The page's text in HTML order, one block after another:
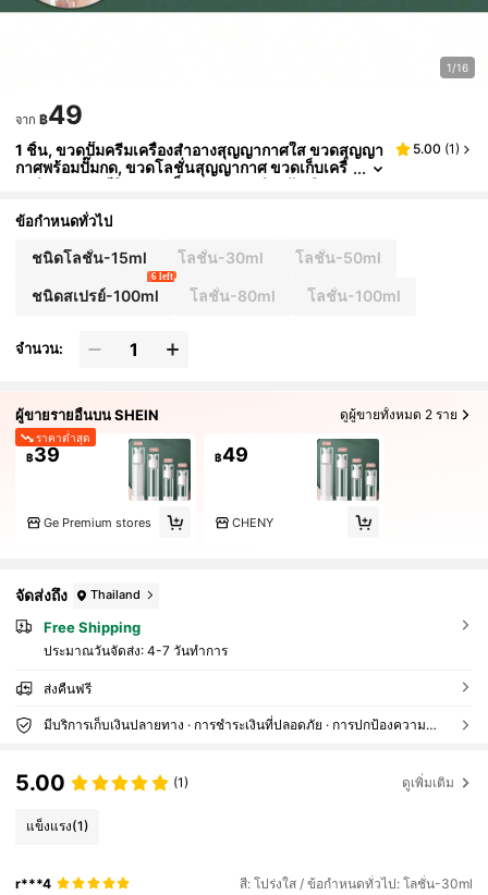
1/16
จาก ฿49
1 ชิ้น, ขวดปั๊มครีมเครื่องสำอางสุญญากาศใส ขวดสุญญา
กาศพร้อมปั๊มกด, ขวดโลชั่นสุญญากาศ ขวดเก็บเครื่
องสำอางแบบรีฟิล ขวดเล็กแบบพกพาสำหรับเดินทา
บการเดินทาง เหมาะสำหรับรองพื้น, โลชั่น, น้ำมันหอมระ
จอร์ไรเซอร์ หรือผลิตภัณฑ์ดูแลผิว DIY, ใช้สำหรับบรรจุข
องขวัญความงามที่ทำเอง
5.00 (1)
ข้อกำหนดทั่วไป
ชนิดโลชั่น-15ml โลชั่น-30ml โลชั่น-50ml
ชนิดสเปรย์-100ml
6 left
โลชั่น-80ml โลชั่น-100ml
จำนวน:
ผู้ขายรายอื่นบน SHEIN ดูผู้ขายทั้งหมด 2 ราย
ราคาต่ำสุด
฿39
Ge Premium stores
฿49
CHENY
จัดส่งถึง Thailand
Free Shipping
ประมาณวันจัดส่ง: 4-7 วันทำการ
ส่งคืนฟรี
มีบริการเก็บเงินปลายทาง · การชำระเงินที่ปลอดภัย · การปกป้องความเป็นส่วนตัว
5.00 (1) ดูเพิ่มเติม
แข็งแรง(1)
r***4 สี: โปร่งใส / ข้อกำหนดทั่วไป: โลชั่น-30ml